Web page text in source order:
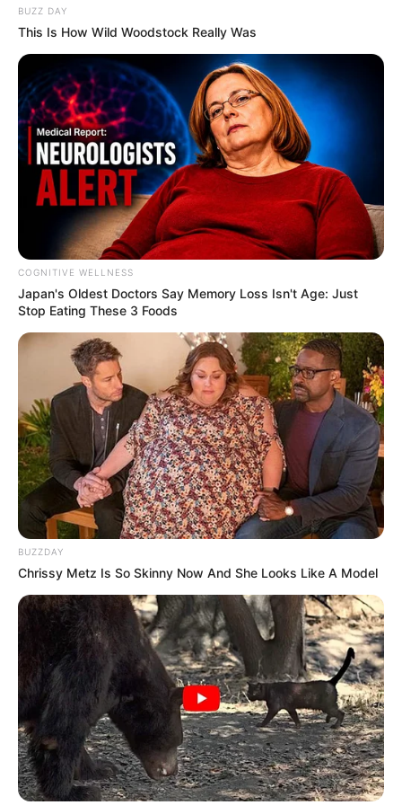
💠 Reconhecimento das atividades como funções permanentes do
Sistema Único de Saúde;
💠 Maior segurança jurídica para toda a categoria em nível
constitucional;
💠 Critérios específicos para aposentadoria, distintos das regras
gerais do INSS;
💠 Garantias relacionadas à carreira e à estabilidade funcional no
serviço público de saúde.
-ad5
O que a aprovação no plenário encerrará — e o que
ainda segue em aberto
Aprovada em plenário em dois turnos, a PEC 14 seguirá para
promulgação.O desfecho encerraria anos de debate sobre os
BUZZ DAY
This Is How Wild Woodstock Really Was
COGNITIVE WELLNESS
Japan's Oldest Doctors Say Me​mory Lo​ss Isn't Age: Just
Stop Eating These 3 Foods
BUZZDAY
Chrissy Metz Is So Skinny Now And She Looks Like A Model